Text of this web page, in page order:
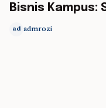
Bisnis Kampus:
ad admrozi